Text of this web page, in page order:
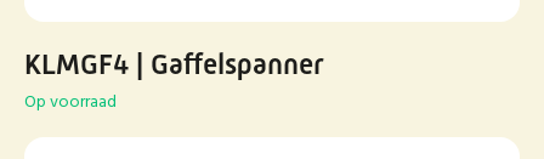
KLMGF4 | Gaffelspanner
Op voorraad